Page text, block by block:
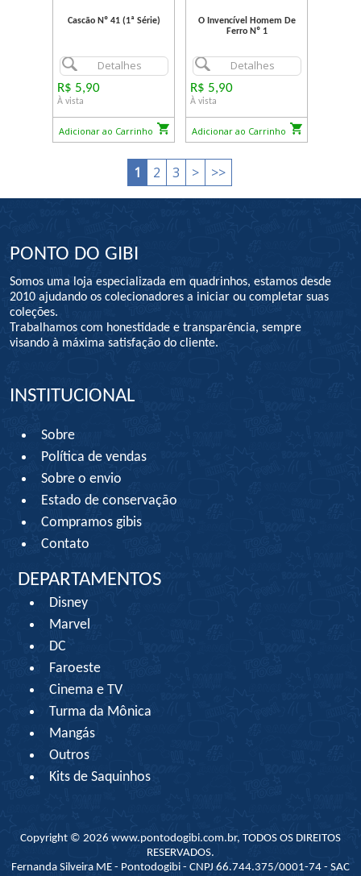
Cascão Nº 41 (1ª Série)
Detalhes
R$ 5,90
À vista
Adicionar ao Carrinho
O Invencível Homem De
Ferro Nº 1
Detalhes
R$ 5,90
À vista
Adicionar ao Carrinho
1 2 3 > >>
PONTO DO GIBI
Somos uma loja especializada em quadrinhos, estamos desde
2010 ajudando os colecionadores a iniciar ou completar suas
coleções.
Trabalhamos com honestidade e transparência, sempre
visando à máxima satisfação do cliente.
INSTITUCIONAL
Sobre
Política de vendas
Sobre o envio
Estado de conservação
Compramos gibis
Contato
DEPARTAMENTOS
Disney
Marvel
DC
Faroeste
Cinema e TV
Turma da Mônica
Mangás
Outros
Kits de Saquinhos
Copyright © 2026 www.pontodogibi.com.br, TODOS OS DIREITOS
RESERVADOS.
Fernanda Silveira ME - Pontodogibi - CNPJ 66.744.375/0001-74 - SAC